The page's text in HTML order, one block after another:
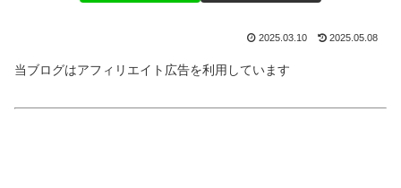
2025.03.10 2025.05.08
当ブログはアフィリエイト広告を利用しています